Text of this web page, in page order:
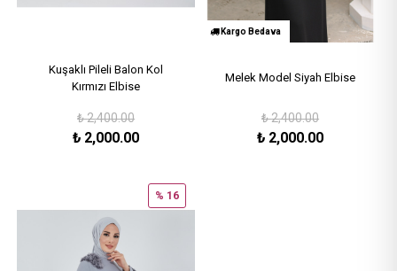
Kuşaklı Pileli Balon Kol
Kırmızı Elbise
₺2,400.00
₺ 2,000.00
Kargo Bedava
Melek Model Siyah Elbise
₺2,400.00
₺ 2,000.00
% 16